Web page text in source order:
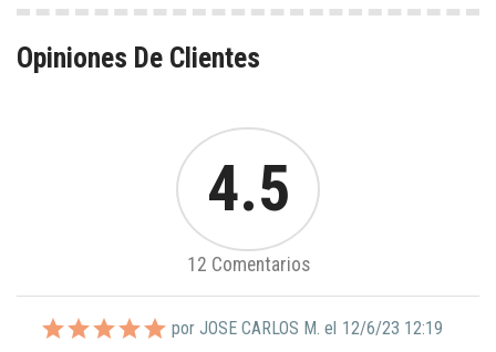
Opiniones De Clientes
4.5
12 Comentarios
por JOSE CARLOS M. el 12/6/23 12:19